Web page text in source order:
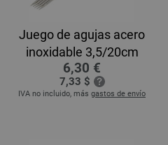
Juego de agujas acero
inoxidable 3,5/20cm
6,30 €
7,33 $
IVA no incluido, más gastos de envío